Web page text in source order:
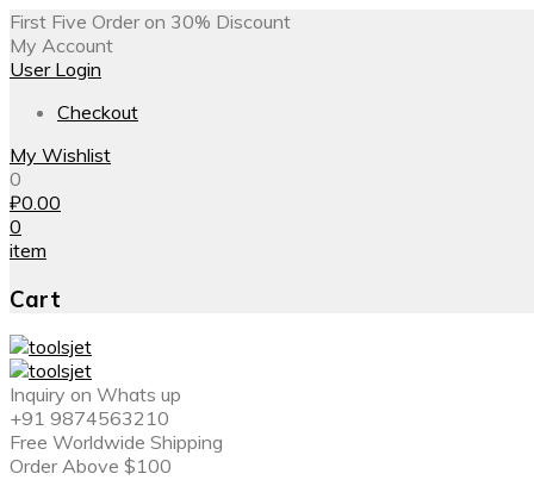
First Five Order on 30% Discount
My Account
User Login
Checkout
My Wishlist
0
₽0.00
0
item
Cart
Inquiry on Whats up
+91 9874563210
Free Worldwide Shipping
Order Above $100